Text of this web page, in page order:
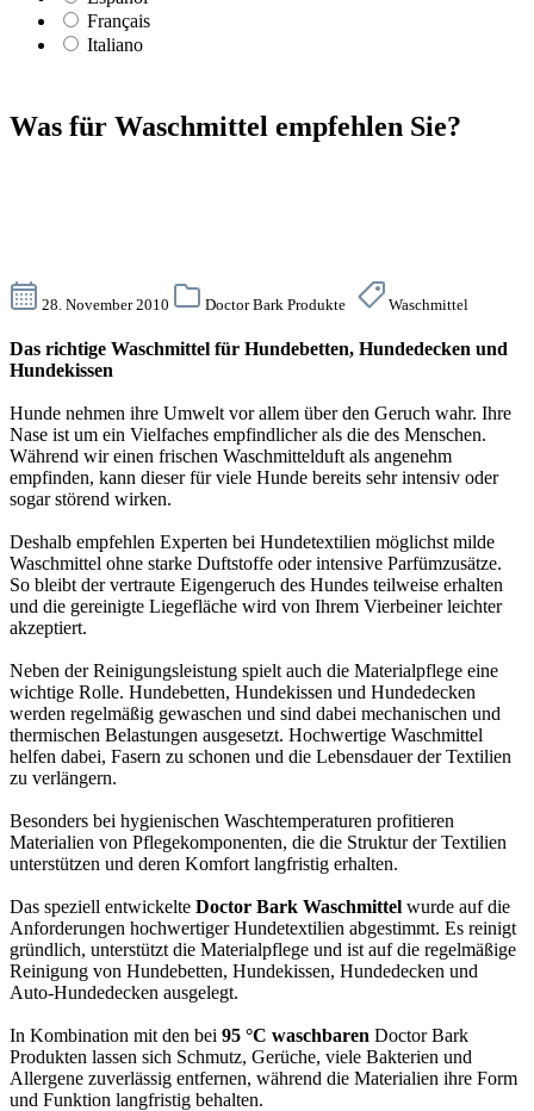
Français
Italiano
Was für Waschmittel empfehlen Sie?
28. November 2010 Doctor Bark Produkte Waschmittel
Das richtige Waschmittel für Hundebetten, Hundedecken und
Hundekissen
Hunde nehmen ihre Umwelt vor allem über den Geruch wahr. Ihre
Nase ist um ein Vielfaches empfindlicher als die des Menschen.
Während wir einen frischen Waschmittelduft als angenehm
empfinden, kann dieser für viele Hunde bereits sehr intensiv oder
sogar störend wirken.
Deshalb empfehlen Experten bei Hundetextilien möglichst milde
Waschmittel ohne starke Duftstoffe oder intensive Parfümzusätze.
So bleibt der vertraute Eigengeruch des Hundes teilweise erhalten
und die gereinigte Liegefläche wird von Ihrem Vierbeiner leichter
akzeptiert.
Neben der Reinigungsleistung spielt auch die Materialpflege eine
wichtige Rolle. Hundebetten, Hundekissen und Hundedecken
werden regelmäßig gewaschen und sind dabei mechanischen und
thermischen Belastungen ausgesetzt. Hochwertige Waschmittel
helfen dabei, Fasern zu schonen und die Lebensdauer der Textilien
zu verlängern.
Besonders bei hygienischen Waschtemperaturen profitieren
Materialien von Pflegekomponenten, die die Struktur der Textilien
unterstützen und deren Komfort langfristig erhalten.
Das speziell entwickelte Doctor Bark Waschmittel wurde auf die
Anforderungen hochwertiger Hundetextilien abgestimmt. Es reinigt
gründlich, unterstützt die Materialpflege und ist auf die regelmäßige
Reinigung von Hundebetten, Hundekissen, Hundedecken und
Auto-Hundedecken ausgelegt.
In Kombination mit den bei 95 °C waschbaren Doctor Bark
Produkten lassen sich Schmutz, Gerüche, viele Bakterien und
Allergene zuverlässig entfernen, während die Materialien ihre Form
und Funktion langfristig behalten.